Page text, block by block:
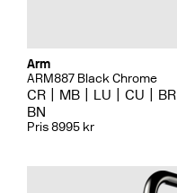
Arm
ARM887 Black Chrome
CR MB LU CU BR
BN
Pris 8995 kr